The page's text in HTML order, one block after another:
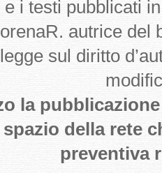
i testi pubblicati
autrice del
sul diritto
la
della rete
preventiva